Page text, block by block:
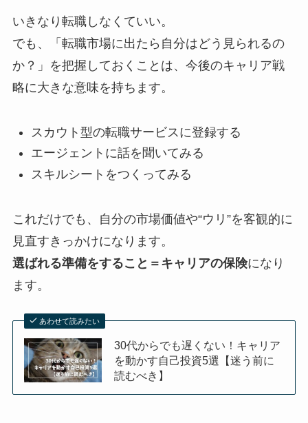
いきなり転職しなくていい。
でも、「転職市場に出たら自分はどう見られるの
か？」を把握しておくことは、今後のキャリア戦
略に大きな意味を持ちます。
スカウト型の転職サービスに登録する
エージェントに話を聞いてみる
スキルシートをつくってみる
これだけでも、自分の市場価値や“ウリ”を客観的に
見直すきっかけになります。
選ばれる準備をすること＝キャリアの保険になり
ます。
あわせて読みたい
30代からでも遅くない！キャリア
を動かす自己投資5選【迷う前に
読むべき】